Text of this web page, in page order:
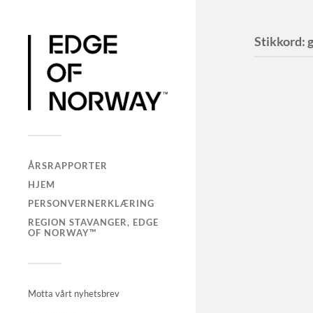
ÅRSRAPPORTER
HJEM
PERSONVERNERKLÆRING
REGION STAVANGER, EDGE
OF NORWAY™
Motta vårt nyhetsbrev
Stikkord: